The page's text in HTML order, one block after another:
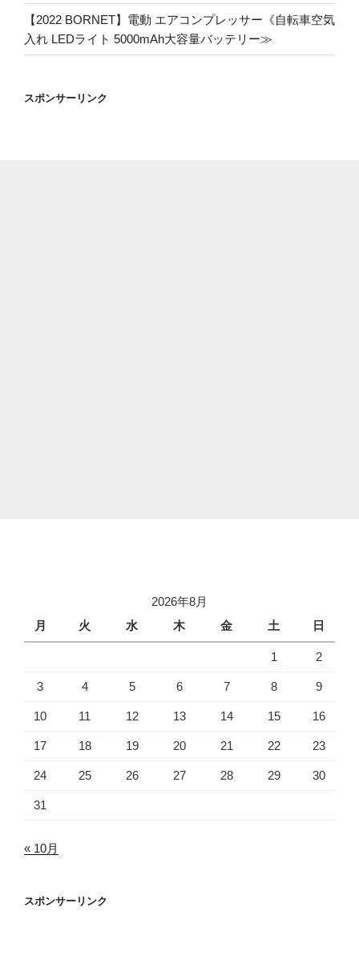
【2022 BORNET】電動 エアコンプレッサー《自転車空気
入れ LEDライト 5000mAh大容量バッテリー≫
スポンサーリンク
2026年8月
月
火 水 木 金 土 日
1 2
3 4 5 6 7 8 9
10 11 12 13 14 15 16
17 18 19 20 21 22 23
24 25 26 27 28 29 30
31
« 10月
スポンサーリンク